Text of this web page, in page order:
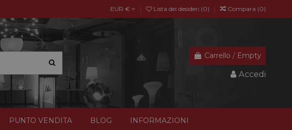
EUR € Lista dei desideri (0) Compara (0)
Carrello / Empty
Accedi
PUNTO VENDITA BLOG INFORMAZIONI